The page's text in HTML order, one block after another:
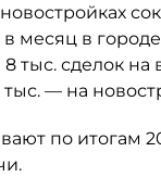
месяц в городе
8 тыс. сделок на
— на
по итогам